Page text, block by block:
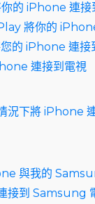
的 iPhone 連接
將你的
的 iPhone 連接
連接到電視
況下將 iPhone
與我的
接到 Samsung